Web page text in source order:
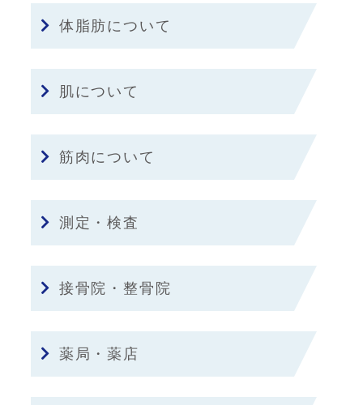
体脂肪について
肌について
筋肉について
測定・検査
接骨院・整骨院
薬局・薬店